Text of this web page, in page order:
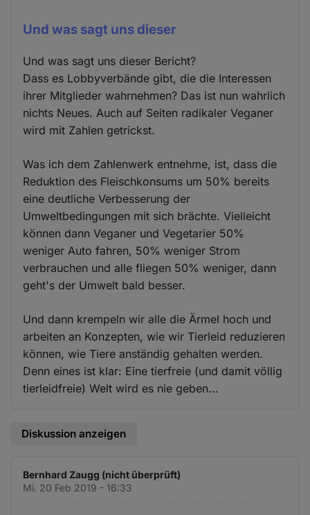
Und was sagt uns dieser
Und was sagt uns dieser Bericht?
Dass es Lobbyverbände gibt, die die Interessen
ihrer Mitglieder wahrnehmen? Das ist nun wahrlich
nichts Neues. Auch auf Seiten radikaler Veganer
wird mit Zahlen getrickst.
Was ich dem Zahlenwerk entnehme, ist, dass die
Reduktion des Fleischkonsums um 50% bereits
eine deutliche Verbesserung der
Umweltbedingungen mit sich brächte. Vielleicht
können dann Veganer und Vegetarier 50%
weniger Auto fahren, 50% weniger Strom
verbrauchen und alle fliegen 50% weniger, dann
geht's der Umwelt bald besser.
Und dann krempeln wir alle die Ärmel hoch und
arbeiten an Konzepten, wie wir Tierleid reduzieren
können, wie Tiere anständig gehalten werden.
Denn eines ist klar: Eine tierfreie (und damit völlig
tierleidfreie) Welt wird es nie geben...
Diskussion anzeigen
Bernhard Zaugg (nicht überprüft)
Mi. 20 Feb 2019 - 16:33